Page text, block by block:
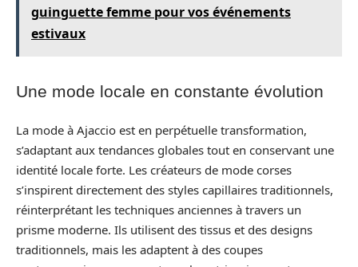
guinguette femme pour vos événements
estivaux
Une mode locale en constante évolution
La mode à Ajaccio est en perpétuelle transformation,
s’adaptant aux tendances globales tout en conservant une
identité locale forte. Les créateurs de mode corses
s’inspirent directement des styles capillaires traditionnels,
réinterprétant les techniques anciennes à travers un
prisme moderne. Ils utilisent des tissus et des designs
traditionnels, mais les adaptent à des coupes